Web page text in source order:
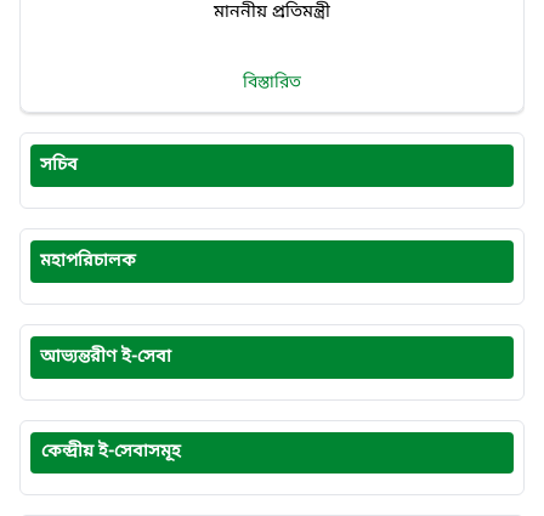
মাননীয় প্রতিমন্ত্রী
বিস্তারিত
সচিব
মহাপরিচালক
আভ্যন্তরীণ ই-সেবা
কেন্দ্রীয় ই-সেবাসমূহ